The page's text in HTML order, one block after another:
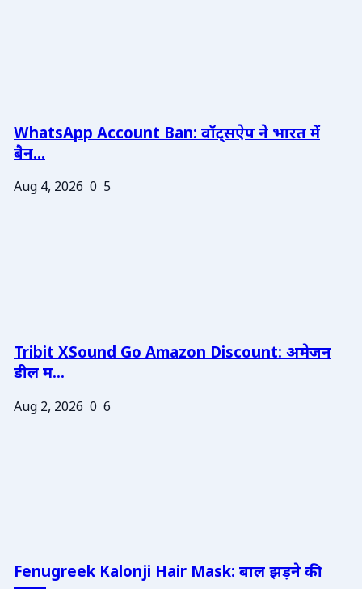
WhatsApp Account Ban: वॉट्सऐप ने भारत में
बैन...
Aug 4, 2026 0 5
Tribit XSound Go Amazon Discount: अमेजन
डील म...
Aug 2, 2026 0 6
Fenugreek Kalonji Hair Mask: बाल झड़ने की